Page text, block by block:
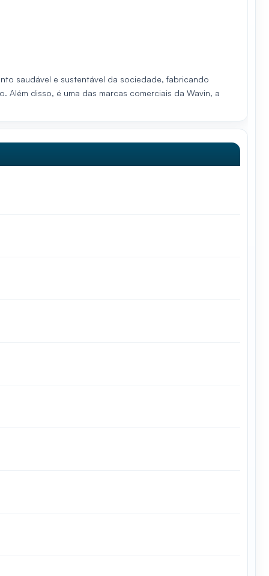
saudável e sustentável da sociedade, fabricando
disso, é uma das marcas comerciais da Wavin, a